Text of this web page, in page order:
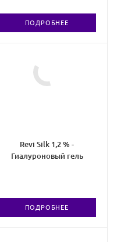
ПОДРОБНЕЕ
Revi Silk 1,2 % -
Гиалуроновый гель
ПОДРОБНЕЕ